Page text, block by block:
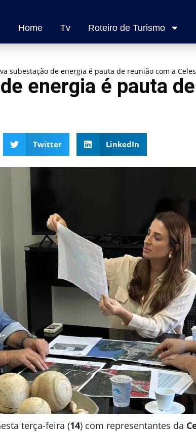
Home Tv Roteiro de Turismo
subestação de energia é pauta de reunião com a
energia é pauta
Twitter LinkedIn
terça-feira (14) com representantes da